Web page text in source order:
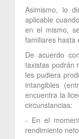
Asimismo, lo
aplicable
en el mismo,
familiares hasta
De acuerdo
taxistas podrán
les pudiera
intangibles
encuentra la
circunstancias:
- En el
rendimiento